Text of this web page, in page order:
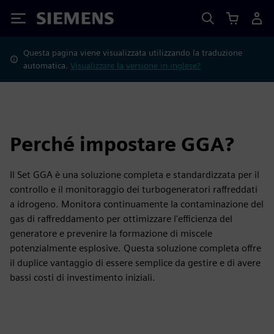
Siemens
Questa pagina viene visualizzata utilizzando la traduzione
automatica.Visualizzare la versione in inglese?
Perché impostare GGA?
Il Set GGA è una soluzione completa e standardizzata per il
controllo e il monitoraggio dei turbogeneratori raffreddati
a idrogeno. Monitora continuamente la contaminazione del
gas di raffreddamento per ottimizzare l'efficienza del
generatore e prevenire la formazione di miscele
potenzialmente esplosive. Questa soluzione completa offre
il duplice vantaggio di essere semplice da gestire e di avere
bassi costi di investimento iniziali.